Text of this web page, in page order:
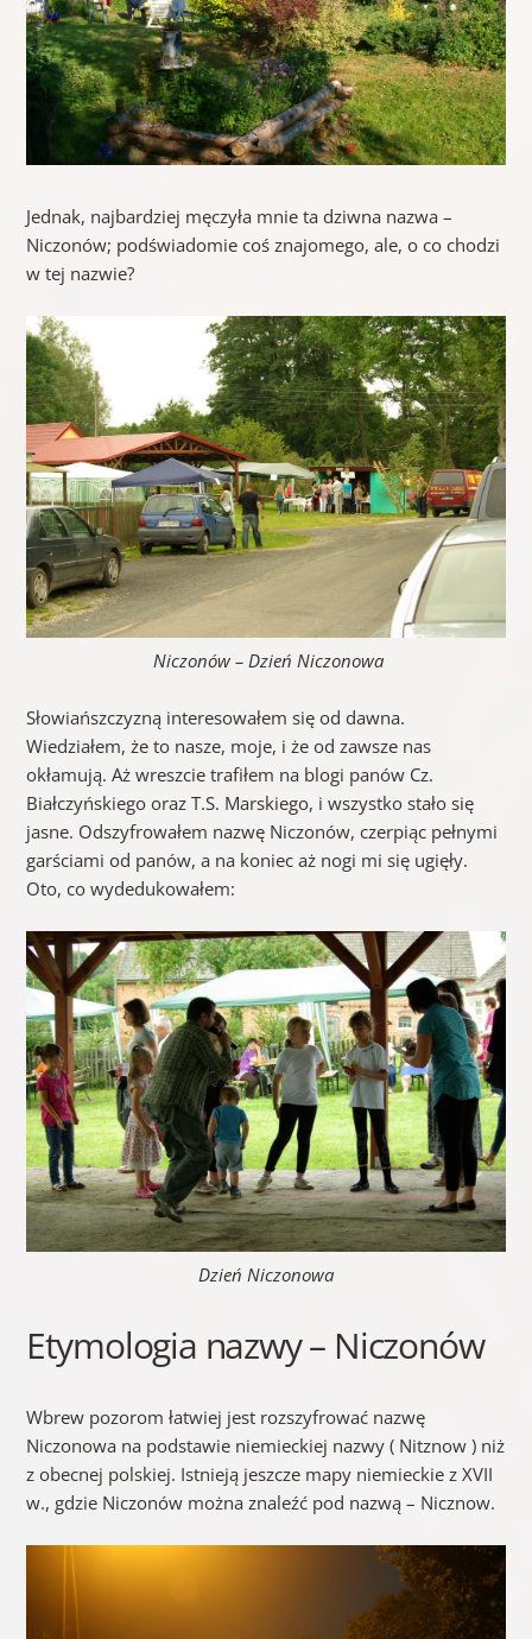
Jednak, najbardziej męczyła mnie ta dziwna nazwa –
Niczonów; podświadomie coś znajomego, ale, o co chodzi
w tej nazwie?
Niczonów – Dzień Niczonowa
Słowiańszczyzną interesowałem się od dawna.
Wiedziałem, że to nasze, moje, i że od zawsze nas
okłamują. Aż wreszcie trafiłem na blogi panów Cz.
Białczyńskiego oraz T.S. Marskiego, i wszystko stało się
jasne. Odszyfrowałem nazwę Niczonów, czerpiąc pełnymi
garściami od panów, a na koniec aż nogi mi się ugięły.
Oto, co wydedukowałem:
Dzień Niczonowa
Etymologia nazwy – Niczonów
Wbrew pozorom łatwiej jest rozszyfrować nazwę
Niczonowa na podstawie niemieckiej nazwy ( Nitznow ) niż
z obecnej polskiej. Istnieją jeszcze mapy niemieckie z XVII
w., gdzie Niczonów można znaleźć pod nazwą – Nicznow.